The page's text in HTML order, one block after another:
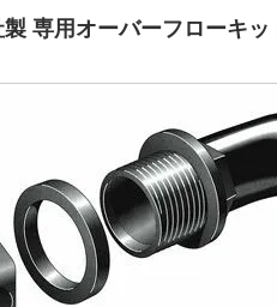
専用オーバーフローキッ